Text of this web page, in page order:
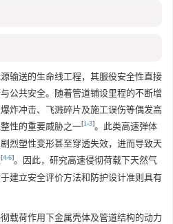
输送的生命线工程，其服役安全性直接
公共安全。随着管道铺设里程的不断增
炸冲击、飞溅碎片及施工误伤等偶发高
性的重要威胁之一[1-3]。此类高速弹体
烈塑性变形甚至穿透失效，进而导致天
[4-6]。因此，研究高速侵彻荷载下天然气
建立安全评价方法和防护设计准则具有
载荷作用下金属壳体及管道结构的动力